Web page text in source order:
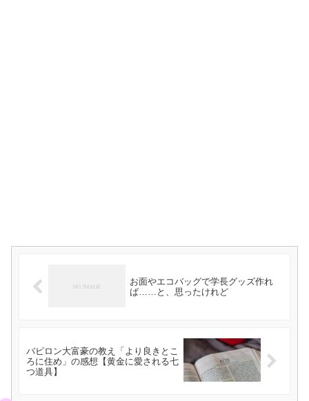
お面やエコバッグで学長グッズ作れ
ば……と、思ったけれど
バビロン大富豪の教え「より良きとこ
ろに住め」の感想【黄金に愛される七
つ道具】